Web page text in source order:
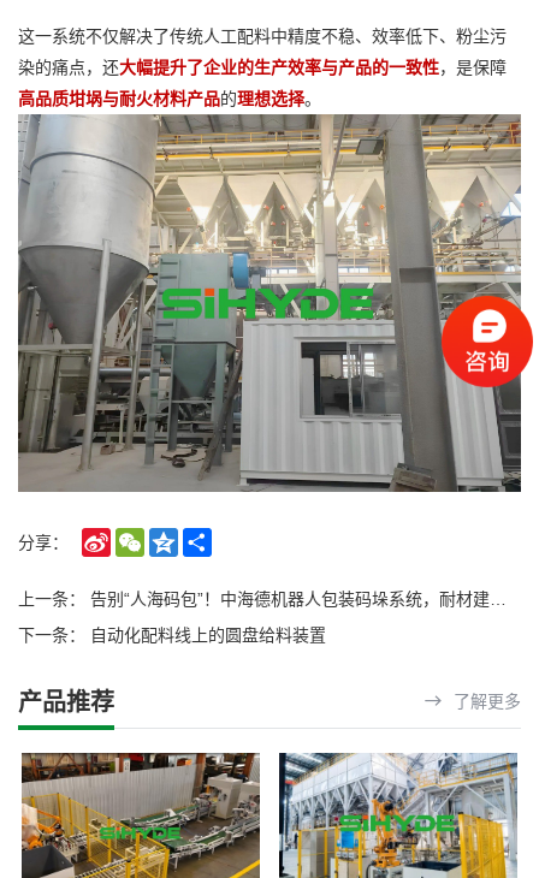
这一系统不仅解决了传统人工配料中精度不稳、效率低下、粉尘污
染的痛点，还大幅提升了企业的生产效率与产品的一致性，是保障
高品质坩埚与耐火材料产品的理想选择。
分享：
Sina
Weibo
WeChatQzone
上一条： 告别“人海码包”！中海德机器人包装码垛系统，耐材建材化工行业降本增效“新引擎”
下一条：
自动化配料线上的圆盘给料装置
产品推荐 了解更多